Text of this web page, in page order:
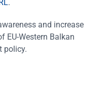
.
and increase
EU-Western Balkan
policy.